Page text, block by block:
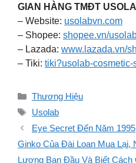
GIAN HÀNG TMĐT
– Website: usolabvn.com
– Shopee: shopee.vn/
– Lazada: www.lazada.vn/
– Tiki: tiki?usolab-cosmetic-
Danh
mục
Thương Hiệu
Thẻ
Usolab
Eye Secret Đến Năm
Ginko Của Đài Loan Mua
Lượng Ban Đầu Và Biết Cách